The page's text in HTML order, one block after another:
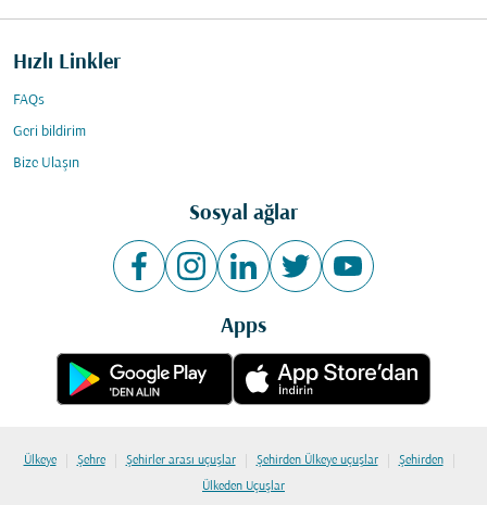
Hızlı Linkler
FAQs
Geri bildirim
Bize Ulaşın
Sosyal ağlar
Apps
Ülkeye | Şehre | Şehirler arası uçuşlar | Şehirden Ülkeye uçuşlar | Şehirden |
Ülkeden Uçuşlar